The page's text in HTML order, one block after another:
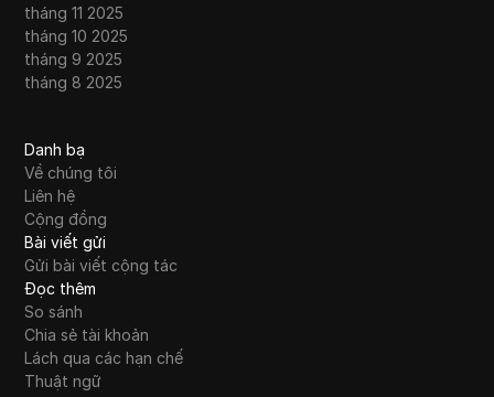
tháng 11 2025
tháng 10 2025
tháng 9 2025
tháng 8 2025
Danh bạ
Về chúng tôi
Liên hệ
Cộng đồng
Bài viết gửi
Gửi bài viết cộng tác
Đọc thêm
So sánh
Chia sẻ tài khoản
Lách qua các hạn chế
Thuật ngữ